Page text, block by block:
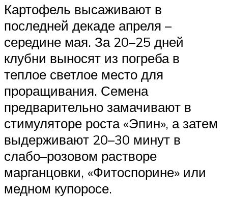
Картофель высаживают в
последней декаде апреля –
середине мая. За 20–25 дней
клубни выносят из погреба в
теплое светлое место для
проращивания. Семена
предварительно замачивают в
стимуляторе роста «Эпин», а затем
выдерживают 20–30 минут в
слабо–розовом растворе
марганцовки, «Фитоспорине» или
медном купоросе.